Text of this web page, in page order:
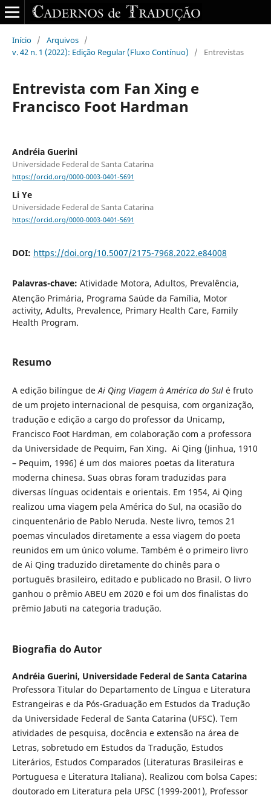
Início / Arquivos /
v. 42 n. 1 (2022): Edição Regular (Fluxo Contínuo)
/ Entrevistas
Entrevista com Fan Xing e
Francisco Foot Hardman
Andréia Guerini
Universidade Federal de Santa Catarina
https://orcid.org/0000-0003-0401-5691
Li Ye
Universidade Federal de Santa Catarina
https://orcid.org/0000-0003-0401-5691
DOI: https://doi.org/10.5007/2175-7968.2022.e84008
Palavras-chave: Atividade Motora, Adultos, Prevalência,
Atenção Primária, Programa Saúde da Família, Motor
activity, Adults, Prevalence, Primary Health Care, Family
Health Program.
Resumo
A edição bilíngue deAi Qing Viagem à América do Sulé fruto
de um projeto internacional de pesquisa, com organização,
tradução e edição a cargo do professor da Unicamp,
Francisco Foot Hardman, em colaboração com a professora
da Universidade de Pequim, Fan Xing. Ai Qing (Jinhua, 1910
– Pequim, 1996) é um dos maiores poetas da literatura
moderna chinesa. Suas obras foram traduzidas para
diversas línguas ocidentais e orientais. Em 1954, Ai Qing
realizou uma viagem pela América do Sul, na ocasião do
cinquentenário de Pablo Neruda. Neste livro, temos 21
poemas vinculados diretamente a essa viagem do poeta
reunidos em um único volume. Também é o primeiro livro
de Ai Qing traduzido diretamente do chinês para o
português brasileiro, editado e publicado no Brasil. O livro
ganhou o prêmio ABEU em 2020 e foi um dos finalistas do
prêmio Jabuti na categoria tradução.
Biografia do Autor
Andréia Guerini, Universidade Federal de Santa Catarina
Professora Titular do Departamento de Língua e Literatura
Estrangeiras e da Pós-Graduação em Estudos da Tradução
da Universidade Federal de Santa Catarina (UFSC). Tem
atividades de pesquisa, docência e extensão na área de
Letras, sobretudo em Estudos da Tradução, Estudos
Literários, Estudos Comparados (Literaturas Brasileiras e
Portuguesa e Literatura Italiana). Realizou com bolsa Capes:
doutorado em Literatura pela UFSC (1999-2001), Professor